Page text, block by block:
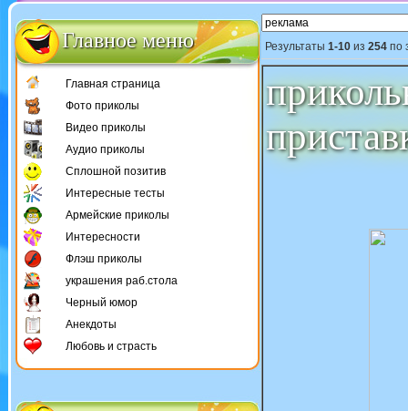
Главное меню
Главная страница
Фото приколы
Видео приколы
Аудио приколы
Сплошной позитив
Интересные тесты
Армейские приколы
Интересности
Флэш приколы
украшения раб.стола
Черный юмор
Анекдоты
Любовь и страсть
Результаты 1-10 из 254 по